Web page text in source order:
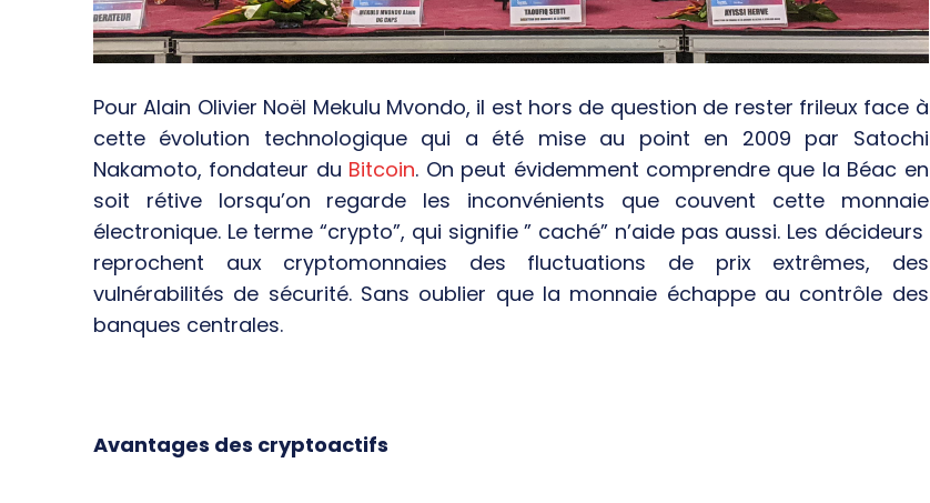
Pour Alain Olivier Noël Mekulu Mvondo, il est hors de question de rester frileux face à
cette évolution technologique qui a été mise au point en 2009 par Satochi
Nakamoto, fondateur du Bitcoin. On peut évidemment comprendre que la Béac en
soit rétive lorsqu’on regarde les inconvénients que couvent cette monnaie
électronique. Le terme “crypto”, qui signifie ” caché” n’aide pas aussi. Les décideurs
reprochent aux cryptomonnaies des fluctuations de prix extrêmes, des
vulnérabilités de sécurité. Sans oublier que la monnaie échappe au contrôle des
banques centrales.
Avantages des cryptoactifs